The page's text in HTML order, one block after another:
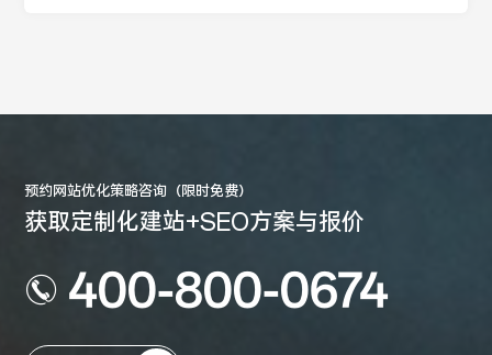
预约网站优化策略咨询（限时免费）
获取定制化建站+SEO方案与报价
400-800-0674